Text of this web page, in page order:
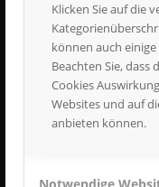
Klicken Sie auf die
können auch
Beachten Sie, dass
Cookies
Websites und auf
anbieten können.
MTK
Carl-Benz-Straße 14
89597 Munderkingen
Tel.:07393 919981
info@metalltechnik-